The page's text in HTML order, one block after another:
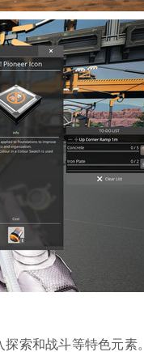
索和战斗等特色元素